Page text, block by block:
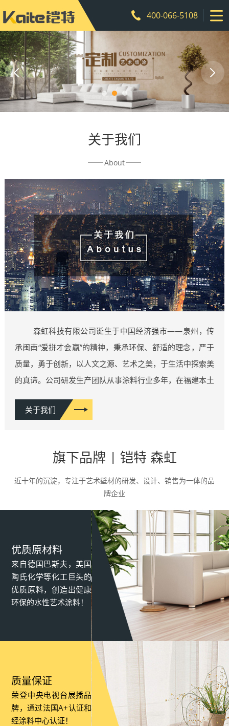
400-066-5108
关于我们
About
森虹科技有限公司诞生于中国经济强市——泉州，传
承闽南“爱拼才会赢”的精神，秉承环保、舒适的理念，严于
质量，勇于创新，以人文之源、艺术之美，于生活中探索美
的真谛。公司研发生产团队从事涂料行业多年，在福建本土
等类型，积累了丰富的行业经验，厚积薄发，因而拥有了业
品，满足了客户对墙面的个性化需求。
关于我们
旗下品牌 | 铠特 森虹
近十年的沉淀，专注于艺术壁材的研发、设计、销售为一体的品
牌企业
优质原材料
来自德国巴斯夫，美国
陶氏化学等化工巨头的
优质原料，创造出健康
环保的水性艺术涂料！
质量保证
荣登中央电视台展播品
牌，通过法国A+认证和
经涂料中心认证！